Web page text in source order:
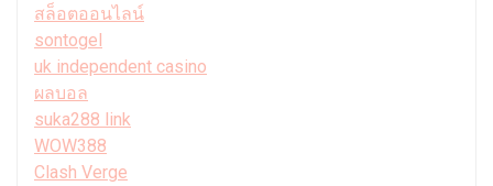
สล็อตออนไลน์
sontogel
uk independent casino
ผลบอล
suka288 link
WOW388
Clash Verge